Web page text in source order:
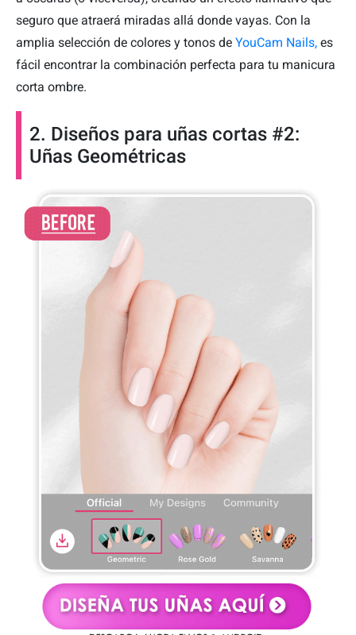
seguro que atraerá miradas allá donde vayas. Con la
amplia selección de colores y tonos de YouCam Nails, es
fácil encontrar la combinación perfecta para tu manicura
corta ombre.
2. Diseños para uñas cortas #2:
Uñas Geométricas